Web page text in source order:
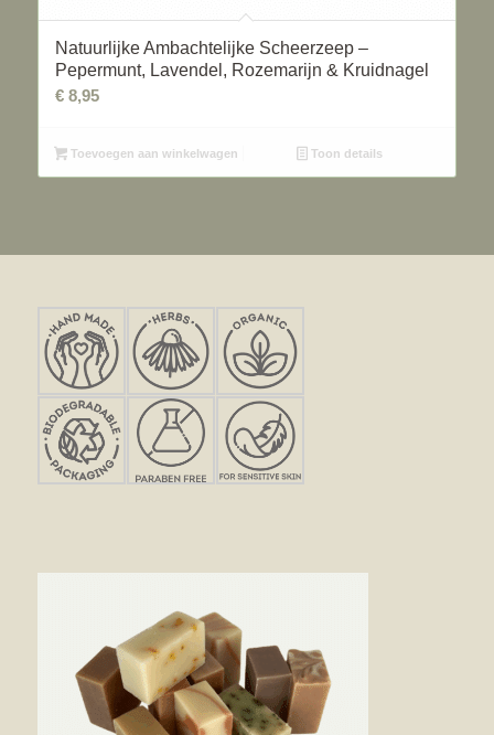
Natuurlijke Ambachtelijke Scheerzeep –
Pepermunt, Lavendel, Rozemarijn & Kruidnagel
€8,95
Toevoegen aan winkelwagen Toon details